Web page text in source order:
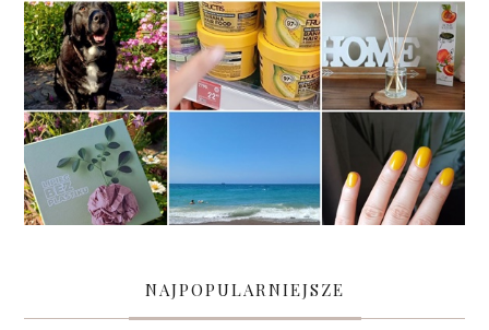
NAJPOPULARNIEJSZE